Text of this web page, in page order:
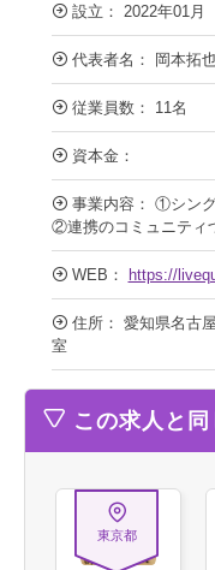
設立： 2022年01月
代表者名： 岡本拓
従業員数： 11名
資本金：
事業内容： ①シング
②連携のコミュニティ
WEB： https://
住所： 愛知県名古
室
この求人と
東京都